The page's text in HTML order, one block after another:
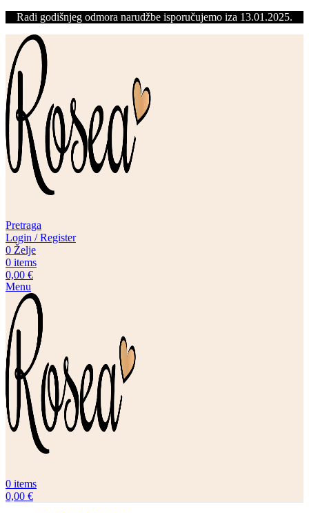
Radi godišnjeg odmora narudžbe isporučujemo iza 13.01.2025.
Pretraga
Login / Register
0 Želje
0 items
0,00 €
Menu
0 items
0,00 €